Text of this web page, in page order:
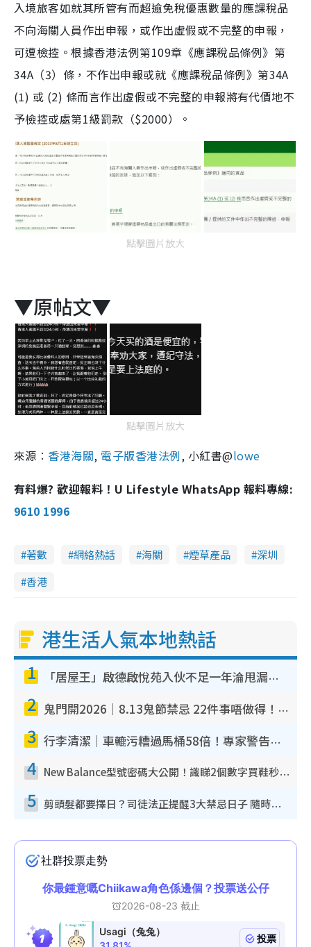
入境旅客如就其所管有而超逾免稅優惠數量的應課稅品
不向海關人員作出申報，或作出虛假或不完整的申報，
可遭檢控。根據香港法例第109章《應課稅品條例》第
34A（3）條，不作出申報或就《應課稅品條例》第34A
(1) 或 (2) 條而言作出虛假或不完整的申報將有代價地不
予檢控或處第1級罰款（$2000）。
點擊圖片放大
▼原帖文▼
點擊圖片放大
來源︰ 香港海關, 電子版香港法例, 小紅書@lowe
有料爆? 歡迎報料！U Lifestyle WhatsApp 報料專線:
9610 1996
著數 網絡熱話 海關 煙草產品
深圳
香港
港生活人氣本地熱話
1 「居屋王」啟德啟悅苑入伙不足一年淪甩漏之王！插頭噴火花致大停電 多戶業主全屋家電報銷
2 鬼門開2026｜8.13鬼節禁忌 22件事唔做得！燒肉、刺身要少食？半夜勿吹口哨/打呢個電話
3 行李清潔｜車轆污糟過馬桶58倍！專家警告忌用酒精抹 教1招免污手除菌
4 New Balance型號密碼大公開！識睇2個數字買鞋秒知功能免中伏 附5大熱門鞋款
5 剪頭髮都要擇日？司徒法正提醒3大禁忌日子 隨時剪走財運！呢日剪髮恐「剪壽命」？